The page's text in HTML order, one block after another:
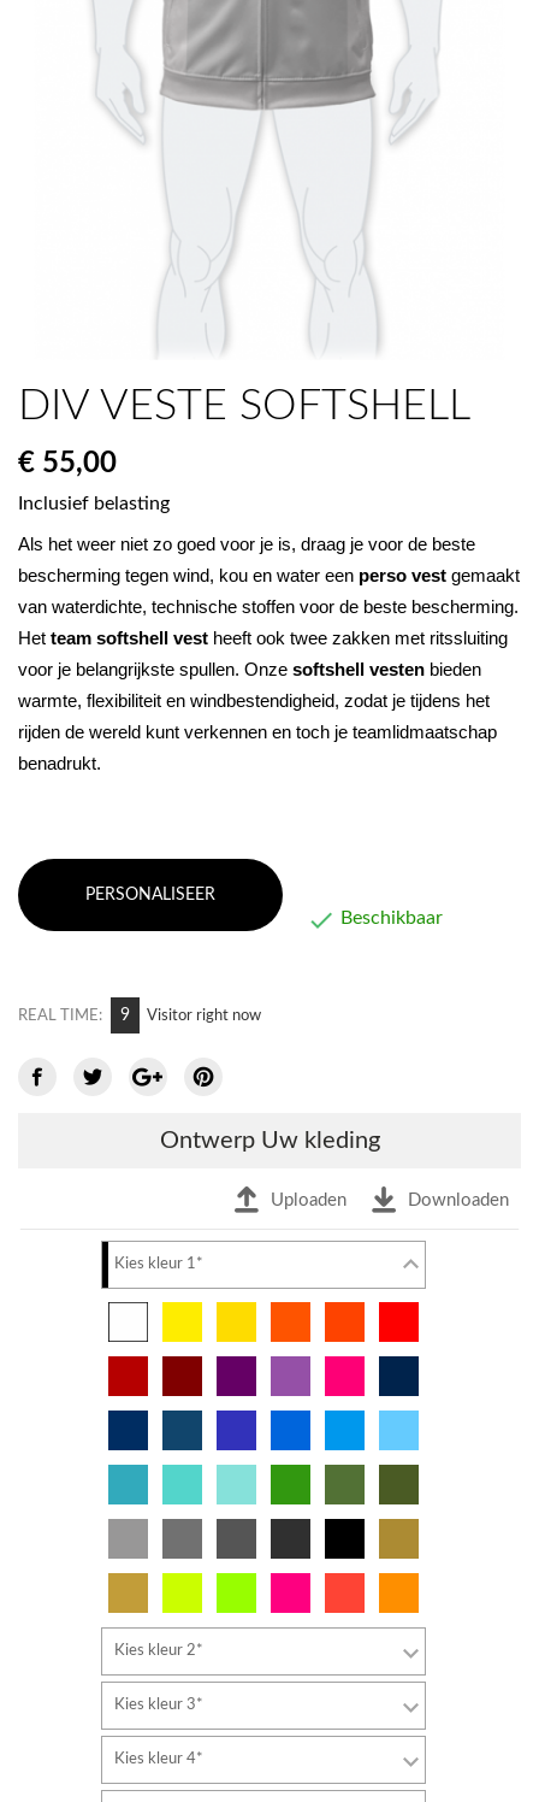
DIV VESTE SOFTSHELL
€ 55,00
Inclusief belasting
Als het weer niet zo goed voor je is, draag je voor de beste
bescherming tegen wind, kou en water een perso vest gemaakt
van waterdichte, technische stoffen voor de beste bescherming.
Het team softshell vest heeft ook twee zakken met ritssluiting
voor je belangrijkste spullen. Onze softshell vesten bieden
warmte, flexibiliteit en windbestendigheid, zodat je tijdens het
rijden de wereld kunt verkennen en toch je teamlidmaatschap
benadrukt.
PERSONALISEER
 Beschikbaar
REAL TIME: 11 Visitor right now
Ontwerp Uw kleding
Uploaden Downloaden
Kies kleur 1*
Kies kleur 2*
Kies kleur 3*
Kies kleur 4*